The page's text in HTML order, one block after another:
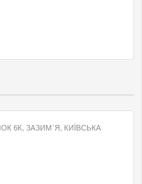
6К, ЗАЗИМ`Я, КИЇВСЬКА